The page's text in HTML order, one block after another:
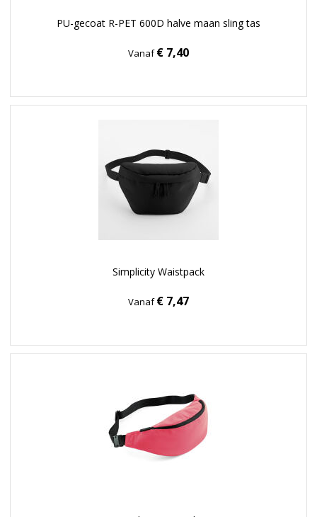
PU-gecoat R-PET 600D halve maan sling tas
Vanaf€ 7,40
Simplicity Waistpack
Vanaf€ 7,47